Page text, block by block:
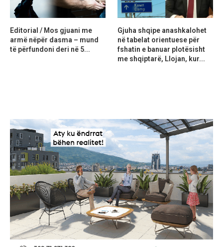
Editorial / Mos gjuani me
armë nëpër dasma – mund
të përfundoni deri në 5...
Gjuha shqipe anashkalohet
në tabelat orientuese për
fshatin e banuar plotësisht
me shqiptarë, Llojan, kur...